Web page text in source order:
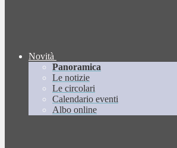
Novità
Panoramica
Le notizie
Le circolari
Calendario eventi
Albo online